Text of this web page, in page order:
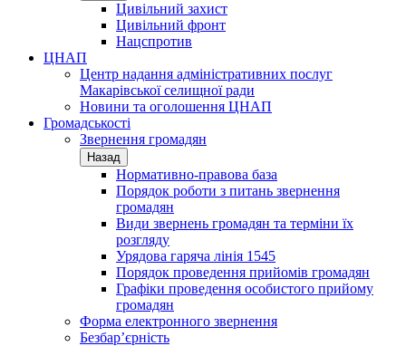
Цивільний захист
Цивільний фронт
Нацспротив
ЦНАП
Центр надання адміністративних послуг
Макарівської селищної ради
Новини та оголошення ЦНАП
Громадськості
Звернення громадян
Назад
Нормативно-правова база
Порядок роботи з питань звернення
громадян
Види звернень громадян та терміни їх
розгляду
Урядова гаряча лінія 1545
Порядок проведення прийомів громадян
Графіки проведення особистого прийому
громадян
Форма електронного звернення
Безбар’єрність